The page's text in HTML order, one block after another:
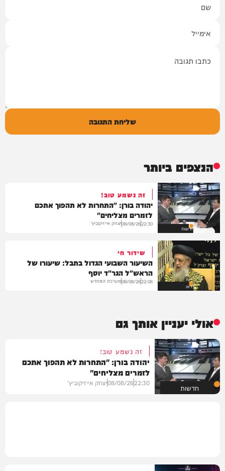
שליחת התגובה
הנצפים ביותר
חדשות
זה נשמע טוב!
יהודה בורן: "התחרות לא תהפוך אתכם
לזמרים מצליחים"
22:30
08/08/26יצחק אייזיקוביץ'
וידאו
שידור חי
השיעור השבועי הגדול בתבל: שיעורו של
הראש"ל הגר"ד יוסף
22:06
08/08/26מערכת המחדש
אולי יעניין אותך גם
חדשות
זה נשמע טוב!
יהודה בורן: "התחרות לא תהפוך אתכם
לזמרים מצליחים"
22:30
08/08/26יצחק אייזיקוביץ'